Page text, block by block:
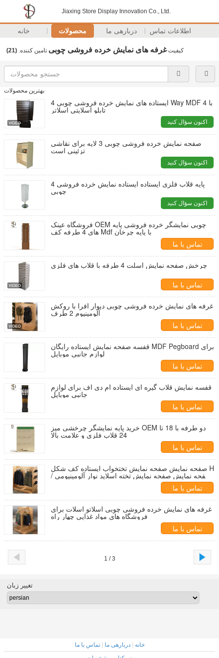
Jiaxing Store Display Innovation Co., Ltd.
خانه محصولات دربارهی ما اطلاعات تماس
کیفیتغرفه های نمایش خرده فروشی چوبی تامین کننده. (21)
بهترین محصولات
ایستاده های نمایش خرده فروشی چوبی 4 Way MDF با 4
تابلو اسلایتی اسلاتر
اکنون سؤال کنید
صفحه نمایش خرده فروشی چوبی 3 لایه برای نقاشی
تزئینی است
اکنون سؤال کنید
4 پایه قلاب فلزی ایستاده ایستاده نمایش خرده فروشی
چوبی
اکنون سؤال کنید
فروشگاه عینک OEM چوبی نمایشگر خرده فروشی پایه
های 4 طرفه کف Mdf با پایه چرخان
تماس با ما
چرخش صفحه نمایش اسلت 4 طرفه با قلاب های فلزی
تماس با ما
غرفه های نمایش خرده فروشی چوبی دیوار افرا با روکش
آلومینیوم 2 طرف
تماس با ما
قفسه صفحه نمایش ایستاده رایگان MDF Pegboard برای
لوازم جانبی موبایل
تماس با ما
قفسه نمایش قلاب گیره ای ایستاده ام دی اف برای لوازم
جانبی موبایل
تماس با ما
خرید پایه نمایشگر چرخشی میز OEM دو طرفه با 18 تا
24 قلاب فلزی و علامت بالا
تماس با ما
صفحه نمایش صفحه نمایش تختخواب ایستاده کف شکل H
/ صفحه نمایش صفحه نمایش تخته اسلاید نوار آلومینیومی
تماس با ما
غرفه های نمایش خرده فروشی چوبی اسلاتو اسلات برای
فروشگاه های مواد غذایی چهار راه
تماس با ما
1 / 3
تغییر زبان
خانه |دربارهی ما |تماس با ما